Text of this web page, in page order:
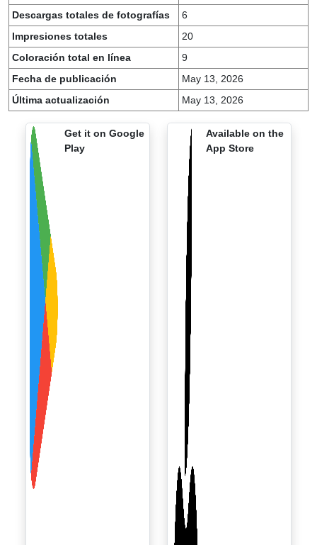
Descargas totales de fotografías
6
Impresiones totales
20
Coloración total en línea
9
Fecha de publicación
May 13, 2026
Última actualización
May 13, 2026
Get it on Google
Play
Available on the
App Store